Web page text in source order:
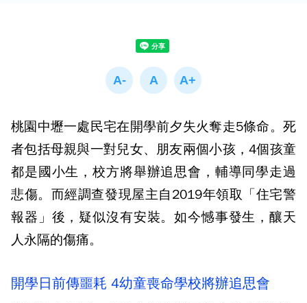
桃園中壢一處民宅在開學前夕失火奪走5條命。死
者包括母親與一對兒女、朋友兩個小孩，4個孩童
都是國小生，校方將舉辦追思會，輔導同學走過
悲傷。而經調查發現屋主自2019年領取「住宅警
報器」後，疑似沒有安裝。如今憾事發生，釀天
人永隔的傷痛。
開學日前傳噩耗 4幼童喪命學校將辦追思會